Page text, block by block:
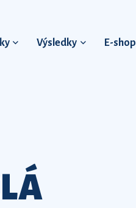
Výsledky E-shop